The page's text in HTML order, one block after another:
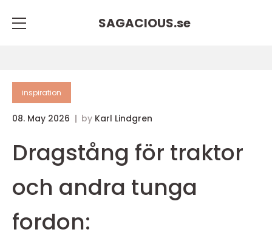
SAGACIOUS.se
inspiration
08. May 2026 by Karl Lindgren
Dragstång för traktor
och andra tunga
fordon: